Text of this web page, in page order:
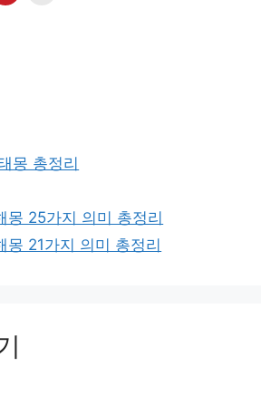
몽 총정리
몽 25가지 의미 총정리
몽 21가지 의미 총정리